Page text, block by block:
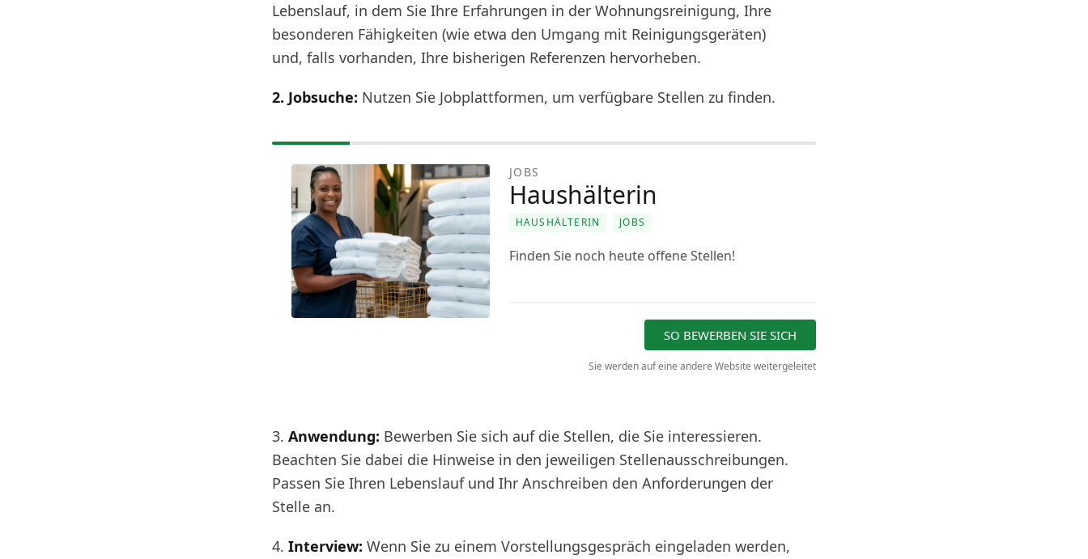
Lebenslauf, in dem Sie Ihre Erfahrungen in der Wohnungsreinigung, Ihre
besonderen Fähigkeiten (wie etwa den Umgang mit Reinigungsgeräten)
und, falls vorhanden, Ihre bisherigen Referenzen hervorheben.
2. Jobsuche: Nutzen Sie Jobplattformen, um verfügbare Stellen zu finden.
JOBS
Haushälterin
HAUSHÄLTERIN JOBS
Finden Sie noch heute offene Stellen!
SO BEWERBEN SIE SICH
Sie werden auf eine andere Website weitergeleitet
3. Anwendung: Bewerben Sie sich auf die Stellen, die Sie interessieren.
Beachten Sie dabei die Hinweise in den jeweiligen Stellenausschreibungen.
Passen Sie Ihren Lebenslauf und Ihr Anschreiben den Anforderungen der
Stelle an.
4. Interview: Wenn Sie zu einem Vorstellungsgespräch eingeladen werden,